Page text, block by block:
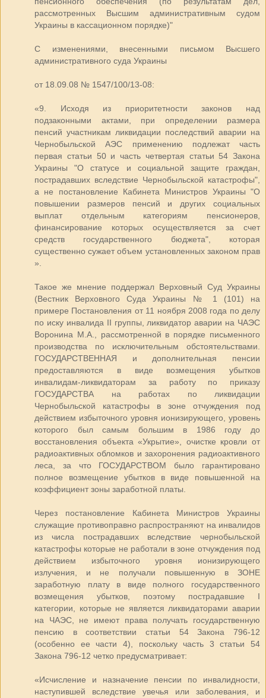
рассмотренных Высшим административным судом
Украины в кассационном порядке)"
С изменениями, внесенными письмом Высшего
административного суда Украины
от 18.09.08 № 1547/100/13-08:
«9. Исходя из приоритетности законов над
подзаконными актами, при определении размера
пенсий участникам ликвидации последствий аварии на
Чернобыльской АЭС применению подлежат часть
первая статьи 50 и часть четвертая статьи 54 Закона
Украины "О статусе и социальной защите граждан,
пострадавших вследствие Чернобыльской катастрофы",
а не постановление Кабинета Министров Украины "О
повышении размеров пенсий и других социальных
выплат отдельным категориям пенсионеров,
финансирование которых осуществляется за счет
средств государственного бюджета", которая
существенно сужает объем установленных законом прав
».
Такое же мнение поддержал Верховный Суд Украины
(Вестник Верховного Суда Украины № 1 (101) на
примере Постановления от 11 ноября 2008 года по делу
по иску инвалида II группы, ликвидатор аварии на ЧАЭС
Воронина М.А., рассмотренной в порядке письменного
производства по исключительным обстоятельствами.
ГОСУДАРСТВЕННАЯ и дополнительная пенсии
предоставляются в виде возмещения убытков
инвалидам-ликвидаторам за работу по приказу
ГОСУДАРСТВА на работах по ликвидации
Чернобыльской катастрофы в зоне отчуждения под
действием избыточного уровня ионизирующего, уровень
которого был самым большим в 1986 году до
восстановления объекта «Укрытие», очистке кровли от
радиоактивных обломков и захоронения радиоактивного
леса, за что ГОСУДАРСТВОМ было гарантировано
полное возмещение убытков в виде повышенной на
коэффициент зоны заработной платы.
Через постановление Кабинета Министров Украины
служащие противоправно распространяют на инвалидов
из числа пострадавших вследствие чернобыльской
катастрофы которые не работали в зоне отчуждения под
действием избыточного уровня ионизирующего
излучения, и не получали повышенную в ЗОНЕ
заработную плату в виде полного государственного
возмещения убытков, поэтому пострадавшие I
категории, которые не является ликвидаторами аварии
на ЧАЭС, не имеют права получать государственную
пенсию в соответствии статьи 54 Закона 796-12
(особенно ее части 4), поскольку часть 3 статьи 54
Закона 796-12 четко предусматривает:
«Исчисление и назначение пенсии по инвалидности,
наступившей вследствие увечья или заболевания, и